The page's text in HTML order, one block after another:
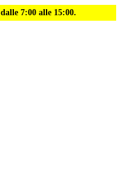
dalle 7:00 alle 15:00.